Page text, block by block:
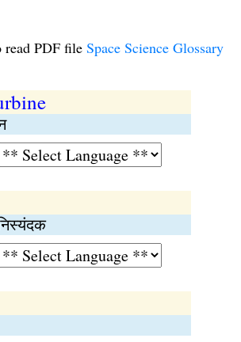
read PDF file Space Science Glossary